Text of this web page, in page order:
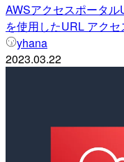
AWSアクセスポータ
を使用したURL アク
yhana
2023.03.22